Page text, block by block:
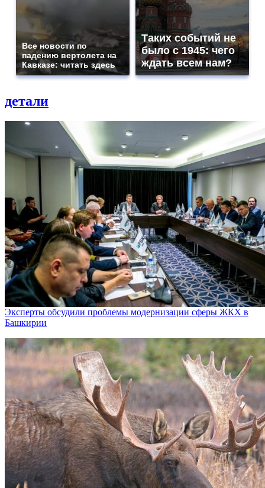
Все новости по
падению вертолета на
Кавказе: читать здесь
Таких событий не
было с 1945: чего
ждать всем нам?
детали
Эксперты обсудили проблемы модернизации сферы ЖКХ в
Башкирии